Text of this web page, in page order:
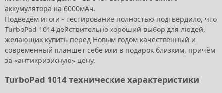
аккумулятора на 6000мАч.
Подведём итоги - тестирование полностью подтвердило, что
TurboPad 1014 действительно хороший выбор для людей,
желающих купить перед Новым годом качественный и
современный планшет себе или в подарок близким, причём
за «антикризисную» цену.
TurboPad 1014 технические характеристики